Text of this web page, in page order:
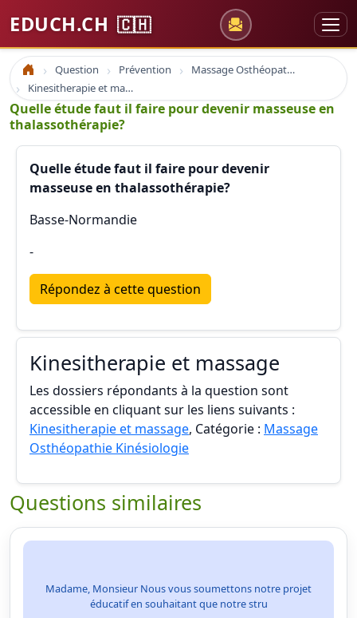
EDUCH.CH 🇨🇭
Accueil Question Prévention
Massage Osthéopathie Kinésiologie
Kinesitherapie et massage
Quelle étude faut il faire pour devenir masseuse en
thalassothérapie?
Quelle étude faut il faire pour devenir
masseuse en thalassothérapie?
Basse-Normandie
-
Répondez à cette question
Kinesitherapie et massage
Les dossiers répondants à la question sont
accessible en cliquant sur les liens suivants :
Kinesitherapie et massage, Catégorie : Massage
Osthéopathie Kinésiologie
Questions similaires
Madame, Monsieur Nous vous soumettons notre projet
éducatif en souhaitant que notre stru